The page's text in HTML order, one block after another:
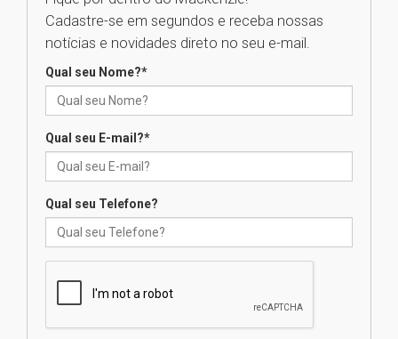
escola
04.08.2026
docentes para debater
Professora do Mackenzie é
finalista do Prêmio Jabuti com
04.08.2026
Cadastre-se em segundos e receba nossas
notícias e novidades direto no seu e-mail.
Qual seu Nome?*
Qual seu E-mail?*
Qual seu Telefone?